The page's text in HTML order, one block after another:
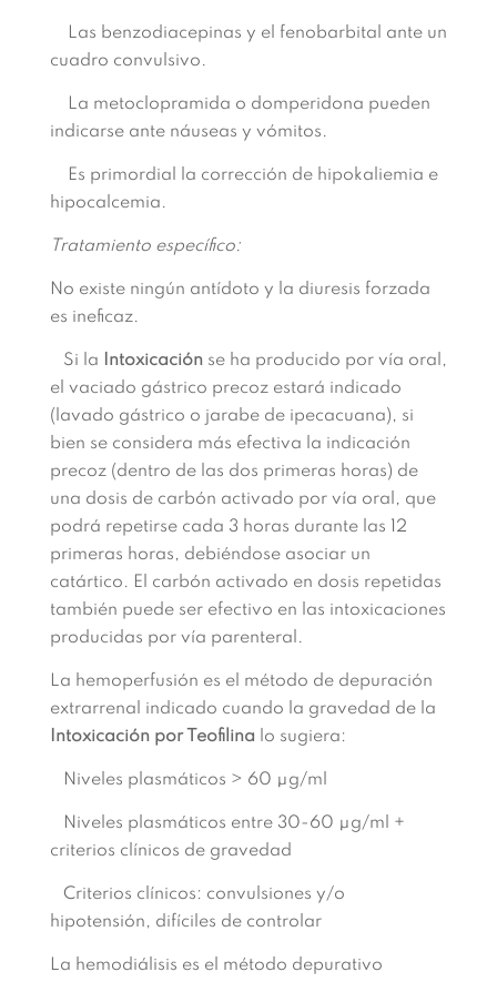
Las benzodiacepinas y el fenobarbital ante un
cuadro convulsivo.
La metoclopramida o domperidona pueden
indicarse ante náuseas y vómitos.
Es primordial la corrección de hipokaliemia e
hipocalcemia.
Tratamiento específico:
No existe ningún antídoto y la diuresis forzada
es ineficaz.
Si la Intoxicaciónse ha producido por vía oral,
el vaciado gástrico precoz estará indicado
(lavado gástrico o jarabe de ipecacuana), si
bien se considera más efectiva la indicación
precoz (dentro de las dos primeras horas) de
una dosis de carbón activado por vía oral, que
podrá repetirse cada 3 horas durante las 12
primeras horas, debiéndose asociar un
catártico. El carbón activado en dosis repetidas
también puede ser efectivo en las intoxicaciones
producidas por vía parenteral.
La hemoperfusión es el método de depuración
extrarrenal indicado cuando la gravedad de la
Intoxicación por Teofilina lo sugiera:
Niveles plasmáticos > 60 µg/ml
Niveles plasmáticos entre 30-60 µg/ml +
criterios clínicos de gravedad
Criterios clínicos: convulsiones y/o
hipotensión, difíciles de controlar
La hemodiálisis es el método depurativo